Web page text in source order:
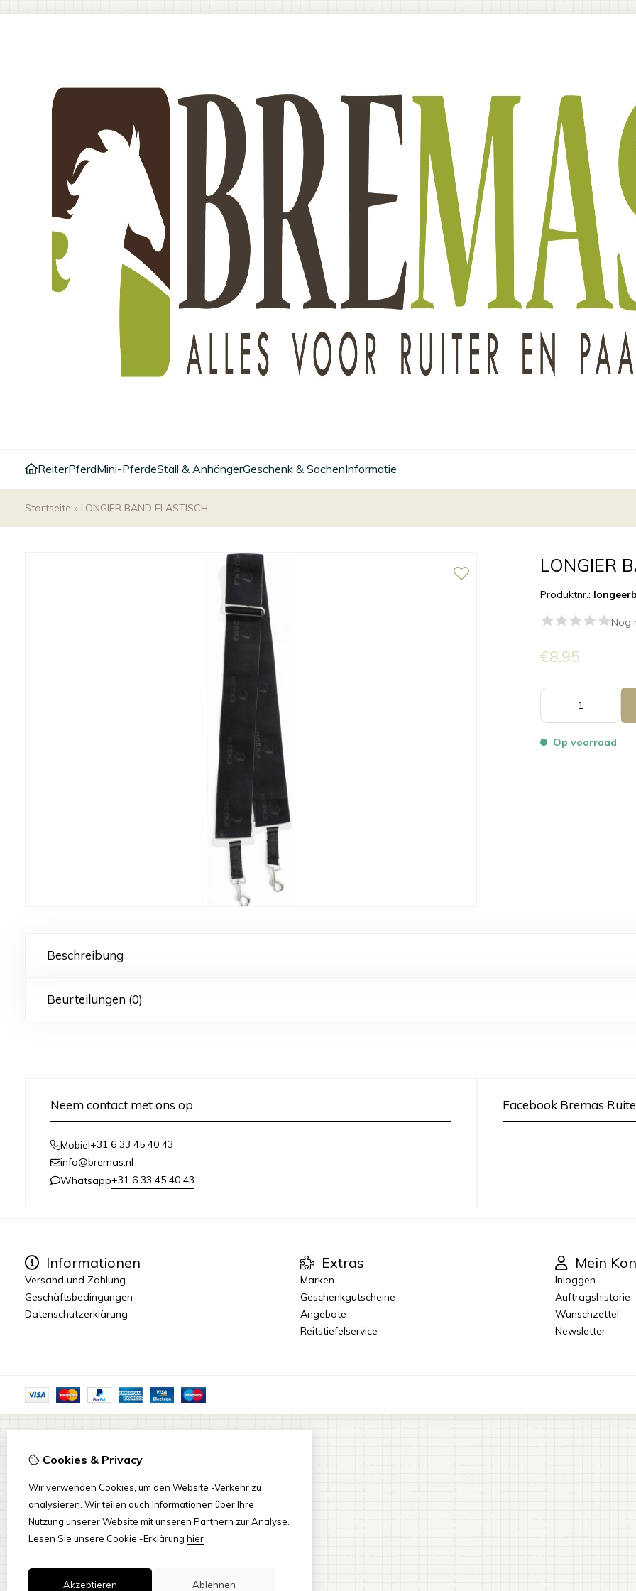
ReiterPferdMini-PferdeStall & AnhängerGeschenk & SachenInformatie
Startseite » LONGIER BAND ELASTISCH
LONGIER
Produktnr.:
Nog
€8,95
Op voorraad
Beschreibung
Beurteilungen (0)
Neem contact met ons op
Mobiel+31 6 33 45 40 43
info@bremas.nl
Whatsapp+31 6 33 45 40 43
Facebook Bremas
Informationen
Versand und Zahlung
Geschäftsbedingungen
Datenschutzerklärung
Extras
Marken
Geschenkgutscheine
Angebote
Reitstiefelservice
Mein
Inloggen
Auftragshistorie
Wunschzettel
Newsletter
Cookies & Privacy
Wir verwenden Cookies, um den Website -Verkehr zu
analysieren. Wir teilen auch Informationen über Ihre
Nutzung unserer Website mit unseren Partnern zur Analyse.
Lesen Sie unsere Cookie -Erklärung hier
Akzeptieren Ablehnen